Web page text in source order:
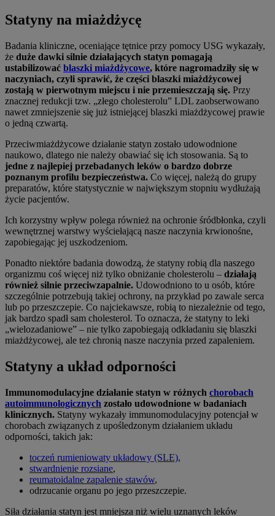
Statyny na miażdżycę
Badania kliniczne, oceniające tętnice przy pomocy USG wykazały,
że duże dawki silnie działających statyn pomagają
ustabilizować blaszki miażdżycowe, które nagromadziły się w
naczyniach, czyli sprawić, że części blaszki miażdżycowej
zostają w pierwotnym miejscu i nie przemieszczają się. Przy
znacznej redukcji tzw. „złego cholesterolu” LDL zaobserwowano
nawet zmniejszenie się już istniejącej blaszki miażdżycowej prawie
o jedną czwartą.
Przeciwmiażdżycowe działanie statyn zostało udowodnione
naukowo, dlatego nie należy obawiać się ich stosowania. Są to
jedne z najlepiej przebadanych leków o bardzo dobrze
poznanym profilu bezpieczeństwa. Co więcej, należą do grupy
preparatów, które statystycznie w największym stopniu wydłużają
życie pacjentów.
Ich korzystny wpływ polega również na ochronie śródbłonka, czyli
wewnętrznej warstwy wyściełającą nasze naczynia krwionośne,
zapobiegając jej uszkodzeniom.
Ponadto niektóre badania dowodzą, że statyny robią dla naszego
organizmu coś więcej niż tylko obniżanie cholesterolu – działają
również silnie przeciwzapalnie. Udowodniono to u osób, które
szczególnie potrzebują takiej ochrony, na przykład po zawale serca
lub po przeszczepie. Co najciekawsze, robią to niezależnie od tego,
jak bardzo spadł sam cholesterol. To oznacza, że statyny to leki
„wielozadaniowe” – nie tylko zapobiegają odkładaniu się blaszki
miażdżycowej, ale też chronią nasze naczynia przed zapaleniem.
Statyny a układ odporności
Immunomodulacyjne działanie statyn w różnych chorobach
autoimmunologicznych zostało udowodnione w badaniach
klinicznych. Statyny wykazały immunomodulacyjny potencjał w
chorobach związanych z upośledzonym działaniem układu
odporności, takich jak:
toczeń rumieniowaty układowy (SLE),
stwardnienie rozsiane,
reumatoidalne zapalenie stawów,
odrzucanie organu po jego przeszczepie.
Siła działania statyn jest mniejsza niż wielu uznanych leków